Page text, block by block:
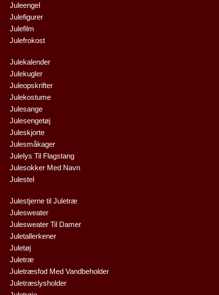
Juleengel
Julefigurer
Julefilm
Julefrokost
Julekalender
Julekugler
Juleopskrifter
Julekostume
Julesange
Julesengetøj
Juleskjorte
Julesmåkager
Julelys Til Flagstang
Julesokker Med Navn
Julestel
Julestjerne til Juletræ
Julesweater
Julesweater Til Damer
Juletallerkener
Juletøj
Juletræ
Juletræsfod Med Vandbeholder
Juletræslysholder